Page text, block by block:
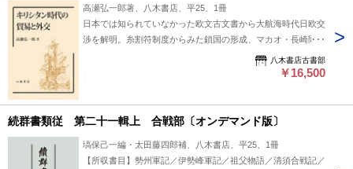
高瀬弘一郎著、八木書店、平25、1冊
日本では知られていなかった欧文古文書から大航海時代日欧交
渉を解明。糸割符制度からみた鎖国の形成、マカオ・長崎間貿
易等に言及。本書と『キリシタン時代の文化と諸相』との詳細
な総合索引を巻末に収載！ #八木書店出版物/近世/単行本◆歴
八木書店古書部
￥16,500
続群書類従 第二十一輯上 合戦部〔オンデマンド版〕
塙保己一編・太田藤四郎補、八木書店、平25、1冊
【所収書目】勢州軍記／伊勢峰軍記／祖父物語／清須合戦記／